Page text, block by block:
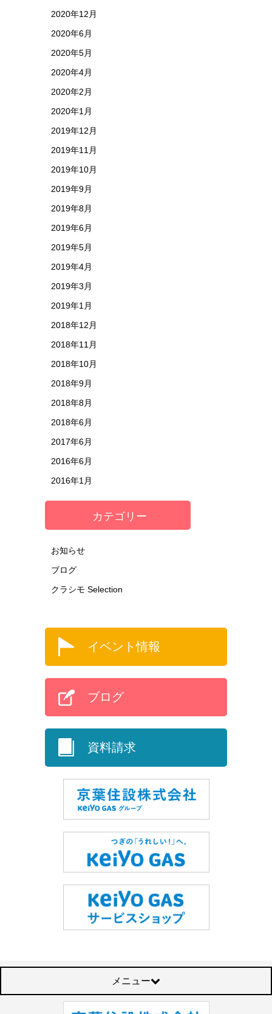
2020年12月
2020年6月
2020年5月
2020年4月
2020年2月
2020年1月
2019年12月
2019年11月
2019年10月
2019年9月
2019年8月
2019年6月
2019年5月
2019年4月
2019年3月
2019年1月
2018年12月
2018年11月
2018年10月
2018年9月
2018年8月
2018年6月
2017年6月
2016年6月
2016年1月
カテゴリー
お知らせ
ブログ
クラシモ Selection
イベント情報
ブログ
資料請求
メニュー